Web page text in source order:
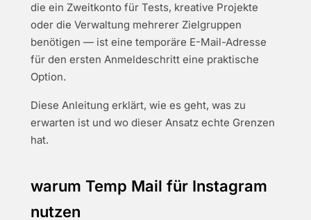
die ein Zweitkonto für Tests, kreative Projekte
oder die Verwaltung mehrerer Zielgruppen
benötigen — ist eine temporäre E-Mail-Adresse
für den ersten Anmeldeschritt eine praktische
Option.
Diese Anleitung erklärt, wie es geht, was zu
erwarten ist und wo dieser Ansatz echte Grenzen
hat.
warum Temp Mail für Instagram
nutzen